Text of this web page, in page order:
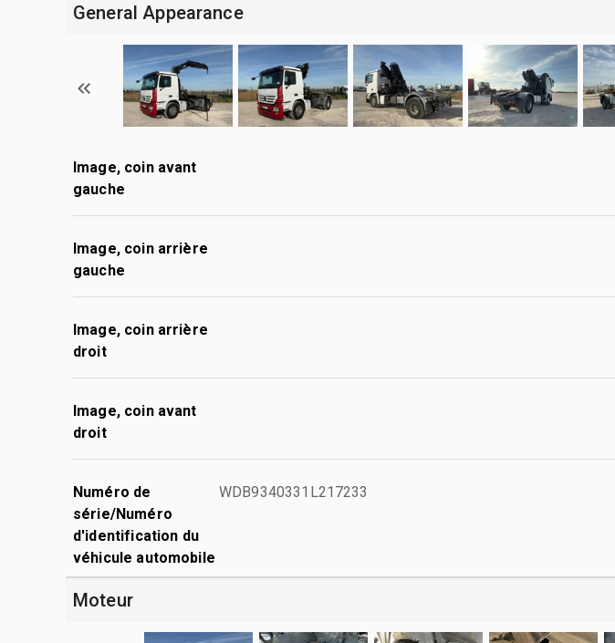
General Appearance
Image, coin avant
gauche
Image, coin arrière
gauche
Image, coin arrière
droit
Image, coin avant
droit
Numéro de
série/Numéro
d'identification du
véhicule automobile
WDB9340331L217233
Moteur